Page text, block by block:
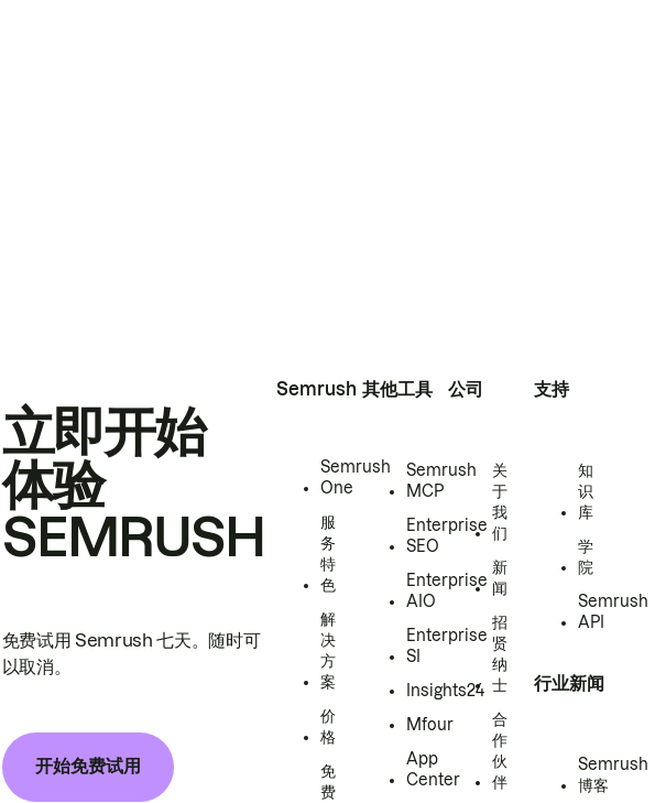
立即开始
体验
SEMRUSH
免费试用 Semrush 七天。随时可
以取消。
开始免费试用
Semrush
Semrush
One
服
务
特
色
解
决
方
案
价
格
免
费
其他工具
Semrush
MCP
Enterprise
SEO
Enterprise
AIO
Enterprise
SI
Insights24
Mfour
App
Center
公司
关
于
我
们
新
闻
招
贤
纳
士
合
作
伙
伴
支持
知
识
库
学
院
Semrush
API
行业新闻
Semrush
博客